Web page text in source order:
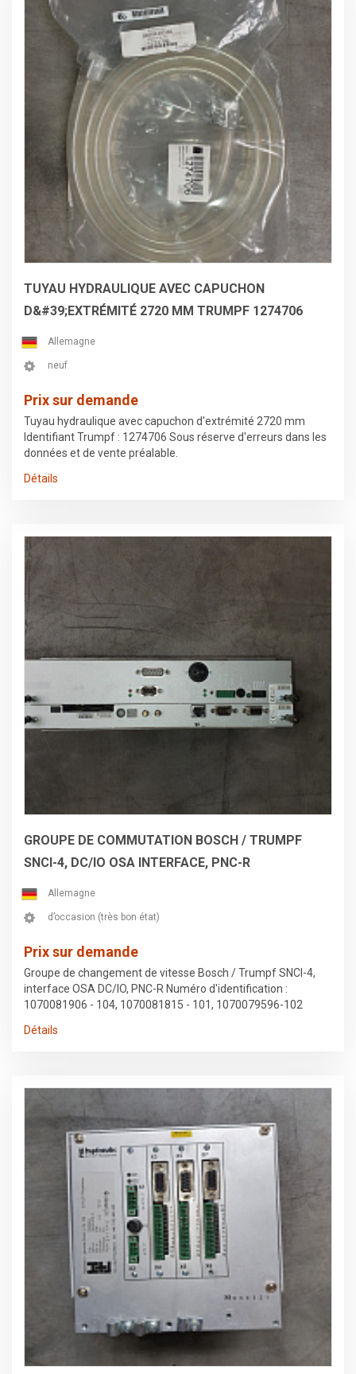
vérification et mesure effectuées par Trumpf en juin 2026
TUYAU HYDRAULIQUE AVEC CAPUCHON
D&#39;EXTRÉMITÉ 2720 MM TRUMPF 1274706
Allemagne
neuf
Prix sur demande
Tuyau hydraulique avec capuchon d'extrémité 2720 mm
Identifiant Trumpf : 1274706 Sous réserve d'erreurs dans les
données et de vente préalable.
Détails
GROUPE DE COMMUTATION BOSCH / TRUMPF
SNCI-4, DC/IO OSA INTERFACE, PNC-R
Allemagne
d’occasion (très bon état)
Prix sur demande
Groupe de changement de vitesse Bosch / Trumpf SNCI-4,
interface OSA DC/IO, PNC-R Numéro d'identification :
1070081906 - 104, 1070081815 - 101, 1070079596-102
emboutir Trumpf 2020R Sous réserve d'erreurs dans les
Détails